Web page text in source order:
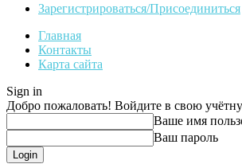
Зарегистрироваться/Присоединиться
Главная
Контакты
Карта сайта
Sign in
Добро пожаловать! Войдите в свою
Ваше имя
Ваш пароль